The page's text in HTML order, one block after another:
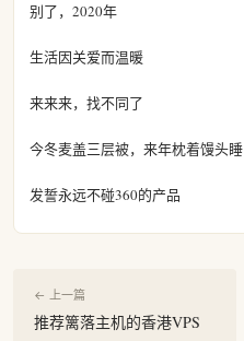
别了，2020年
生活因关爱而温暖
来来来，找不同了
今冬麦盖三层被，来年枕着馒头睡
发誓永远不碰360的产品
← 上一篇
推荐篱落主机的香港VPS